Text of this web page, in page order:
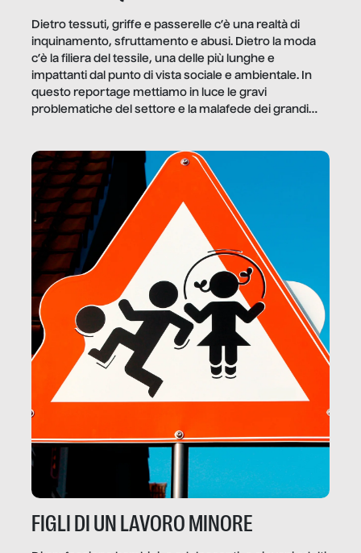
Dietro tessuti, griffe e passerelle c’è una realtà di
inquinamento, sfruttamento e abusi. Dietro la moda
c’è la filiera del tessile, una delle più lunghe e
impattanti dal punto di vista sociale e ambientale. In
questo reportage mettiamo in luce le gravi
problematiche del settore e la malafede dei grandi
FIGLI DI UN LAVORO MINORE